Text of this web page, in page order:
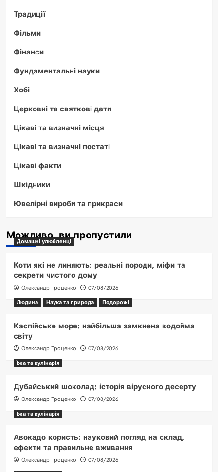
Традиції
Фільми
Фінанси
Фундаментальні науки
Хобі
Церковні та святкові дати
Цікаві та визначні місця
Цікаві та визначні постаті
Цікаві факти
Шкідники
Ювелірні вироби та прикраси
Можливо, ви пропустили
Домашні улюбленці
Коти які не линяють: реальні породи, міфи та
секрети чистого дому
Олександр Троценко
07/08/2026
Людина
Наука та природа Подорожі
Каспійське море: найбільша замкнена водойма
світу
Олександр Троценко
07/08/2026
Їжа та кулінарія
Дубайський шоколад: історія вірусного десерту
Олександр Троценко
07/08/2026
Їжа та кулінарія
Авокадо користь: науковий погляд на склад,
ефекти та правильне вживання
Олександр Троценко
07/08/2026